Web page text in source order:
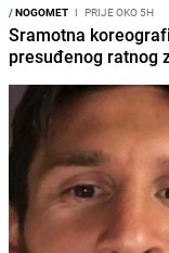
/NOGOMET I PRIJE OKO 5H
Sramotna
presuđenog ratnog